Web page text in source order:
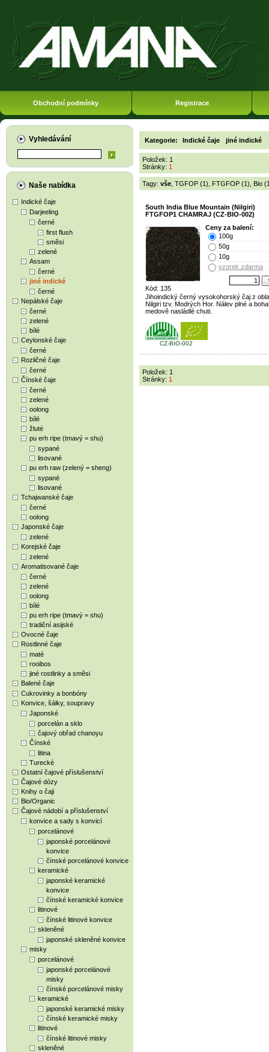
Obchodní podmínky Registrace
Vyhledávání
Naše nabídka
Indické čaje
Darjeeling
černé
first flush
směsi
zelené
Assam
černé
jiné indické
černé
Nepálské čaje
černé
zelené
bílé
Ceylonské čaje
černé
Rozličné čaje
černé
Čínské čaje
černé
zelené
oolong
bílé
žluté
pu erh ripe (tmavý = shu)
sypané
lisované
pu erh raw (zelený = sheng)
sypané
lisované
Tchajwanské čaje
černé
oolong
Japonské čaje
zelené
Korejské čaje
zelené
Aromatisované čaje
černé
zelené
oolong
bílé
pu erh ripe (tmavý = shu)
tradiční asijské
Ovocné čaje
Rostlinné čaje
maté
rooibos
jiné rostlinky a směsi
Balené čaje
Cukrovinky a bonbóny
Konvice, šálky, soupravy
Japonské
porcelán a sklo
čajový obřad chanoyu
Čínské
litina
Turecké
Ostatní čajové příslušenství
Čajové dózy
Knihy o čaji
Bio/Organic
Čajové nádobí a příslušenství
konvice a sady s konvicí
porcelánové
japonské porcelánové
konvice
čínské porcelánové konvice
keramické
japonské keramické
konvice
čínské keramické konvice
litinové
čínské litinové konvice
skleněné
japonské skleněné konvice
misky
porcelánové
japonské porcelánové
misky
čínské porcelánové misky
keramické
japonské keramické misky
čínské keramické misky
litinové
čínské litinové misky
skleněné
Kategorie: Indické čaje jiné indické
Položek: 1
Stránky: 1
Tagy: vše TGFOP (1) FTGFOP (1) Bio
South India Blue Mountain (Nilgiri)
FTGFOP1 CHAMRAJ (CZ-BIO-002)
Kód: 135
Ceny za balení:
100g
50g
10g
vzorek zdarma
Jihoindický černý vysokohorský čaj z
Nilgiri tzv. Modrých Hor. Nálev plné a
medově nasládlé chuti.
CZ-BIO-002
Položek: 1
Stránky: 1